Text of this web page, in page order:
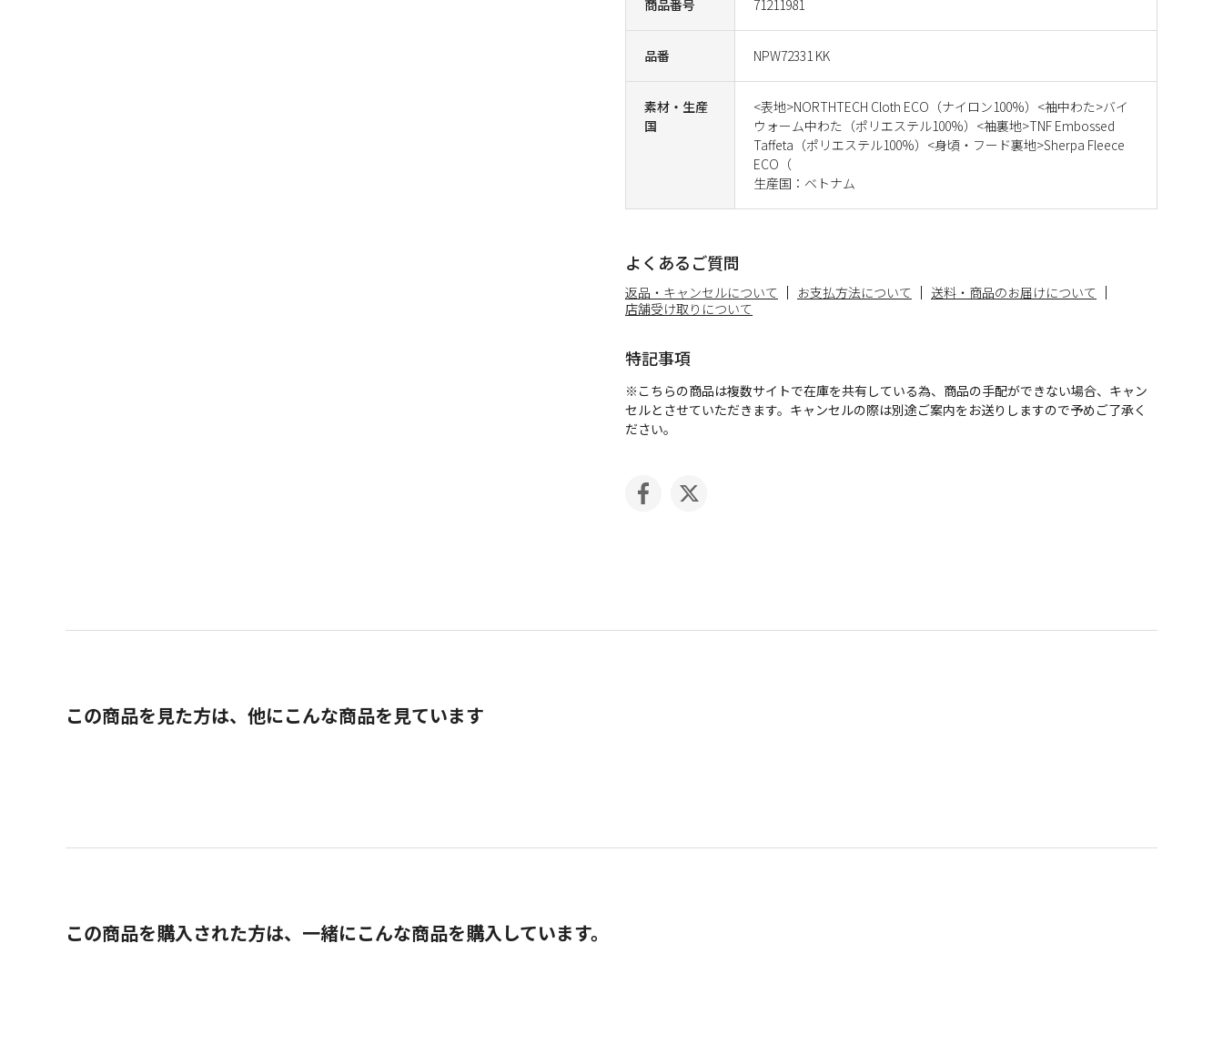
商品番号 71211981
品番 NPW72331 KK
素材・生産
国
<表地>NORTHTECH Cloth ECO（ナイロン100%）<袖中わた>バイ
ウォーム中わた（ポリエステル100%）<袖裏地>TNF Embossed
Taffeta（ポリエステル100%）<身頃・フード裏地>Sherpa Fleece
ECO（
生産国：ベトナム
よくあるご質問
返品・キャンセルについて お支払方法について
送料・商品のお届けについて
店舗受け取りについて
特記事項
※こちらの商品は複数サイトで在庫を共有している為、商品の手配ができない場合、キャン
セルとさせていただきます。キャンセルの際は別途ご案内をお送りしますので予めご了承く
ださい。
この商品を見た方は、他にこんな商品を見ています
この商品を購入された方は、一緒にこんな商品を購入しています。